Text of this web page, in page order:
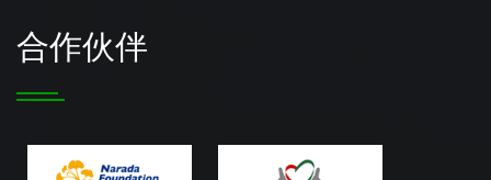
合作伙伴